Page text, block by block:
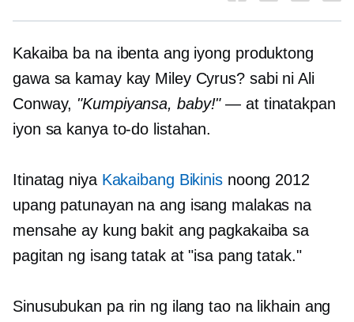
Kakaiba ba na ibenta ang iyong produktong
gawa sa kamay kay Miley Cyrus? sabi ni Ali
Conway, "Kumpiyansa, baby!"— at tinatakpan
iyon sa kanya to-do listahan.
Itinatag niya Kakaibang Bikinisnoong 2012
upang patunayan na ang isang malakas na
mensahe ay kung bakit ang pagkakaiba sa
pagitan ng isang tatak at "isa pang tatak."
Sinusubukan pa rin ng ilang tao na likhain ang